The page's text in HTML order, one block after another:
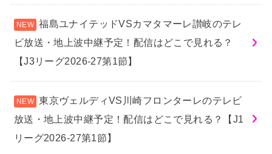
福島ユナイテッドVSカマタマーレ讃岐のテレ
ビ放送・地上波中継予定！配信はどこで見れる？
【J3リーグ2026-27第1節】
東京ヴェルディVS川崎フロンターレのテレビ
放送・地上波中継予定！配信はどこで見れる？【J1
リーグ2026-27第1節】